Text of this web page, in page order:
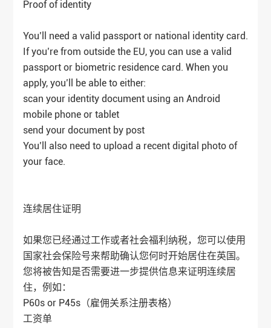
Proof of identity
You’ll need a valid passport or national identity card.
If you’re from outside the EU, you can use a valid
passport or biometric residence card. When you
apply, you’ll be able to either:
scan your identity document using an Android
mobile phone or tablet
send your document by post
You’ll also need to upload a recent digital photo of
your face.
连续居住证明
如果您已经通过工作或者社会福利纳税，您可以使用
国家社会保险号来帮助确认您何时开始居住在英国。
您将被告知是否需要进一步提供信息来证明连续居
住，例如：
P60s or P45s（雇佣关系注册表格）
工资单